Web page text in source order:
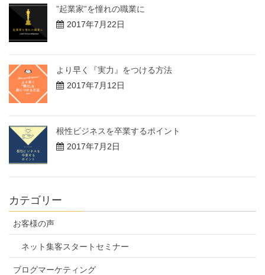
”起業家”を憧れの職業に
2017年7月22日
より早く『実力』をつける方法
2017年7月12日
根性ビジネスを卒業するポイント
2017年7月2日
カテゴリー
お客様の声
ネット集客スタートセミナー
ブログマーケティング